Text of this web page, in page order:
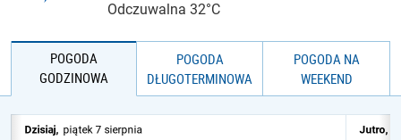
Odczuwalna 32°C
POGODA
GODZINOWA
POGODA
DŁUGOTERMINOWA
POGODA NA
WEEKEND